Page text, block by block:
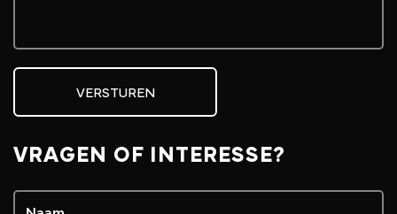
VERSTUREN
VRAGEN OF INTERESSE?